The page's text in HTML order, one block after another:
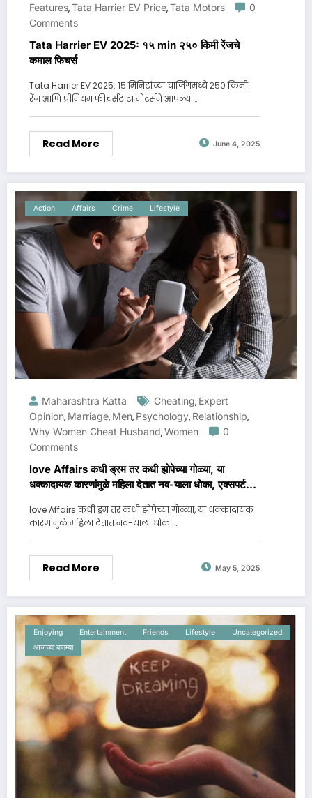
Features,Tata Harrier EV Price,Tata Motors
0
Comments
Tata Harrier EV 2025: १५ min २५० किमी रेंजचे
कमाल फिचर्स
Tata Harrier EV 2025: १५ मिनिटांच्या चार्जिंगमध्ये २५० किमी
रेंज आणि प्रीमियम फीचर्सटाटा मोटर्सने आपल्या…
Read More June 4, 2025
Action Affairs Crime Lifestyle
Maharashtra Katta Cheating, Expert
Opinion, Marriage, Men, Psychology, Relationship,
Why Women Cheat Husband,Women
0
Comments
love Affairs कधी ड्रम तर कधी झोपेच्या गोळ्या, या
धक्कादायक कारणांमुळे महिला देतात नव-याला धोका, एक्सपर्टने
love Affairs कधी ड्रम तर कधी झोपेच्या गोळ्या, या धक्कादायक
कारणांमुळे महिला देतात नव-याला धोका.…
Read More May 5, 2025
Enjoying Entertainment Friends Lifestyle
Uncategorized
आजच्या बातम्या